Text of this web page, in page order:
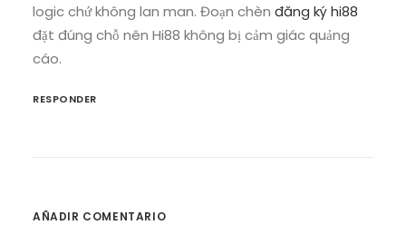
logic chứ không lan man. Đoạn chèn đăng ký hi88
đặt đúng chỗ nên Hi88 không bị cảm giác quảng
cáo.
RESPONDER
AÑADIR COMENTARIO